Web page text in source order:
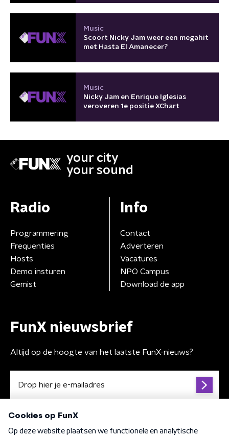
Music
Scoort Nicky Jam weer een megahit
met Hasta El Amanecer?
Music
Nicky Jam en Enrique Iglesias
veroveren 1e positie XChart
your city
your sound
Radio
Programmering
Frequenties
Hosts
Demo insturen
Gemist
Info
Contact
Adverteren
Vacatures
NPO Campus
Download de app
FunX nieuwsbrief
Altijd op de hoogte van het laatste FunX-nieuws?